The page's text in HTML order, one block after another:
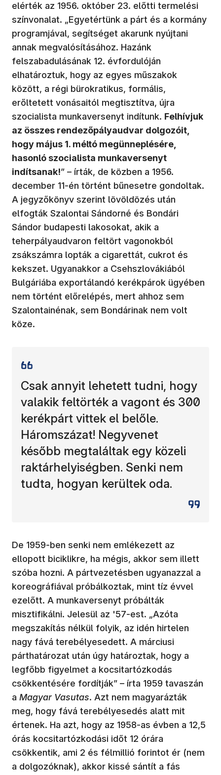
elérték az 1956. október 23. előtti termelési
színvonalat. „Egyetértünk a párt és a kormány
programjával, segítséget akarunk nyújtani
annak megvalósításához. Hazánk
felszabadulásának 12. évfordulóján
elhatároztuk, hogy az egyes műszakok
között, a régi bürokratikus, formális,
erőltetett vonásaitól megtisztítva, újra
szocialista munkaversenyt indítunk. Felhívjuk
az összes rendezőpályaudvar dolgozóit,
hogy május 1. méltó megünneplésére,
hasonló szocialista munkaversenyt
indítsanak!” – írták, de közben a 1956.
december 11-én történt bűnesetre gondoltak.
A jegyzőkönyv szerint lövöldözés után
elfogták Szalontai Sándorné és Bondári
Sándor budapesti lakosokat, akik a
teherpályaudvaron feltört vagonokból
zsákszámra lopták a cigarettát, cukrot és
kekszet. Ugyanakkor a Csehszlovákiából
Bulgáriába exportálandó kerékpárok ügyében
nem történt előrelépés, mert ahhoz sem
Szalontainénak, sem Bondárinak nem volt
köze.
Csak annyit lehetett tudni, hogy
valakik feltörték a vagont és 300
kerékpárt vittek el belőle.
Háromszázat! Negyvenet
később megtaláltak egy közeli
raktárhelyiségben. Senki nem
tudta, hogyan kerültek oda.
De 1959-ben senki nem emlékezett az
ellopott biciklikre, ha mégis, akkor sem illett
szóba hozni. A pártvezetésben ugyanazzal a
koreográfiával próbálkoztak, mint tíz évvel
ezelőtt. A munkaversenyt próbálták
misztifikálni. Jelesül az '57-est. „Azóta
megszakítás nélkül folyik, az idén hirtelen
nagy fává terebélyesedett. A márciusi
párthatározat után úgy határoztak, hogy a
legfőbb figyelmet a kocsitartózkodás
csökkentésére fordítják” – írta 1959 tavaszán
a Magyar Vasutas. Azt nem magyarázták
meg, hogy fává terebélyesedés alatt mit
értenek. Ha azt, hogy az 1958-as évben a 12,5
órás kocsitartózkodási időt 12 órára
csökkentik, ami 2 és félmillió forintot ér (nem
a dolgozóknak), akkor kissé sántít a fás